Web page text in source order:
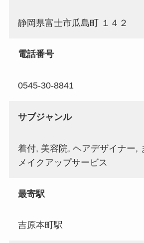
静岡県富士市瓜島町 １４２
電話番号
0545-30-8841
サブジャンル
着付, 美容院, ヘアデザイナー,
メイクアップサービス
最寄駅
吉原本町駅